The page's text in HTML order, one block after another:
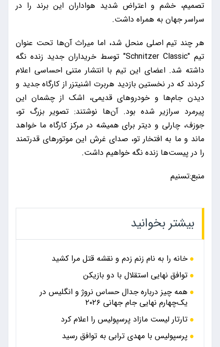
تصمیم، خشم و اعتراض شدید هواداران این برند را در
سراسر جهان به همراه داشت.
هر چند تیم اصلی منحل شد، اما میراث آن‌ها تحت عنوان
تیم "Schnitzer Classic" توسط خریداران جدید زنده نگه
داشته شد. اعضای این تیم با انتشار متنی احساسی اعلام
کردند که در نخستین بازدید هربرت اشنیتزر از کارگاه جدید و
دیدن جام‌ها و خودروهای قدیمی، اشک از چشمان این
پیرمرد سرازیر شده بود. آن‌ها نوشتند: تصویر بزرگ تو،
جوزف، چارلی و دیتر برای همیشه در مرکز کارگاه ما خواهد
ماند و ما به افتخار تو، صدای غرش این موتورهای قدرتمند
را در پیست‌ها زنده نگه خواهیم داشت.
منبع:تسنیم
بیشتر بخوانید
خانه را به نام زنم زدم و نقشه قتل مرا کشید
توافق نهایی استقلال با دو بازیکن
همه چیز درباره جدال حساس نروژ و انگلیس در
یک‌چهارم نهایی جام جهانی ۲۰۲۶
تارتار لیست مازاد پرسپولیس را اعلام کرد
پرسپولیس با مهدی ترابی به توافق رسید